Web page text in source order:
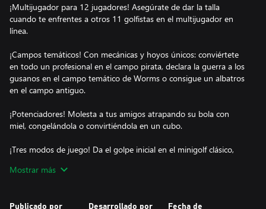
¡Multijugador para 12 jugadores! Asegúrate de dar la talla
cuando te enfrentes a otros 11 golfistas en el multijugador en
línea.
¡Campos temáticos! Con mecánicas y hoyos únicos: conviértete
en todo un profesional en el campo pirata, declara la guerra a los
gusanos en el campo temático de Worms o consigue un albatros
en el campo antiguo.
¡Potenciadores! Molesta a tus amigos atrapando su bola con
miel, congelándola o convirtiéndola en un cubo.
¡Tres modos de juego! Da el golpe inicial en el minigolf clásico,
portería de hockey.
Mostrar más
Publicado por Desarrollado por
Fecha de